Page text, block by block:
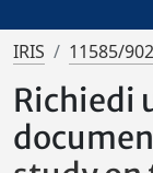
IRIS 11585/
Richiedi